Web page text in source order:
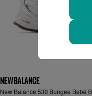
NEWBALANCE
New Balance 530 Bungee Bebé